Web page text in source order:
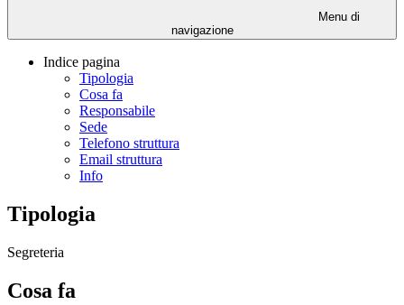
Menu di
navigazione
Indice pagina
Tipologia
Cosa fa
Responsabile
Sede
Telefono struttura
Email struttura
Info
Tipologia
Segreteria
Cosa fa